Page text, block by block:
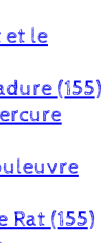
et le
(155)
Rat (155)